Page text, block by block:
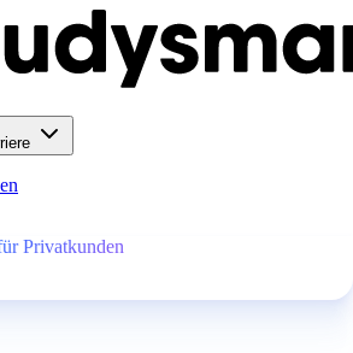
Privatkunden